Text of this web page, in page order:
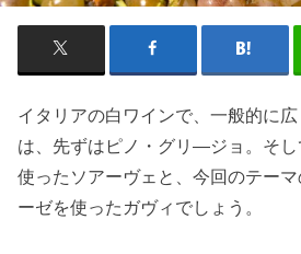
イタリアの白ワインで、一般的に
は、先ずはピノ・グリ―ジョ。そ
使ったソアーヴェと、今回のテー
ーゼを使ったガヴィでしょう。